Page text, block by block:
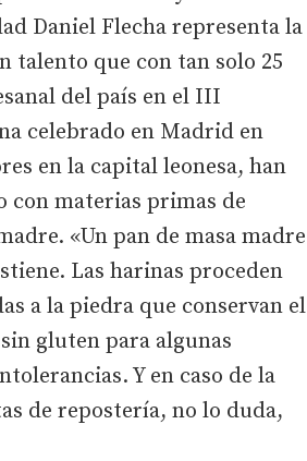
Daniel Flecha representa la
talento que con tan solo 25
del país en el III
celebrado en Madrid en
en la capital leonesa, han
con materias primas de
«Un pan de masa madre
Las harinas proceden
a la piedra que conservan el
gluten para algunas
Y en caso de la
de repostería, no lo duda,